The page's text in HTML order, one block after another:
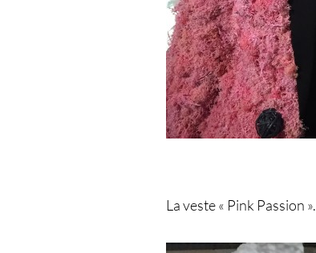
La veste « Pink Passion ».